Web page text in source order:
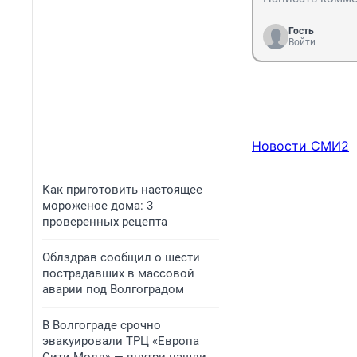
Как приготовить настоящее
мороженое дома: 3
проверенных рецепта
Облздрав сообщил о шести
пострадавших в массовой
аварии под Волгоградом
В Волгограде срочно
эвакуировали ТРЦ «Европа
Гость
Войти
Новости СМИ2